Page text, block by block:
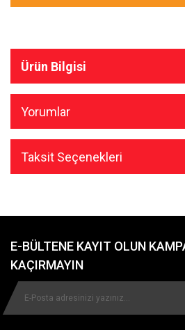
Ürün Bilgisi
Yorumlar
Taksit Seçenekleri
E-BÜLTENE KAYIT OLUN
KAÇIRMAYIN